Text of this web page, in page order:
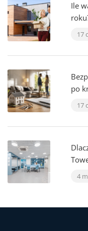
Ile
17
po
17
4